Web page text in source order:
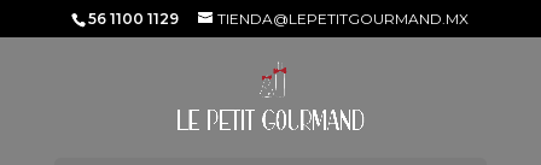
56 1100 1129 TIENDA@LEPETITGOURMAND.MX